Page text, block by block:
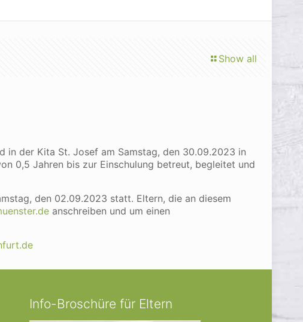
Show all
in der Kita St. Josef am Samstag, den 30.09.2023 in
0,5 Jahren bis zur Einschulung betreut, begleitet und
den 02.09.2023 statt. Eltern, die an diesem
anschreiben und um einen
Info-Broschüre für Eltern